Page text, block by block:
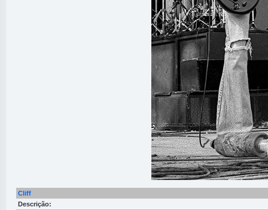
Cliff
Descrição: